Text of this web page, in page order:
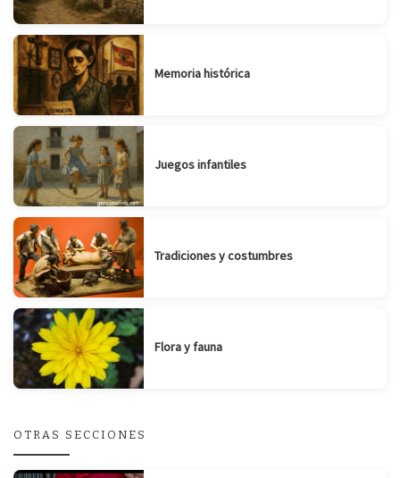
Memoria histórica
Juegos infantiles
Tradiciones y costumbres
Flora y fauna
OTRAS SECCIONES